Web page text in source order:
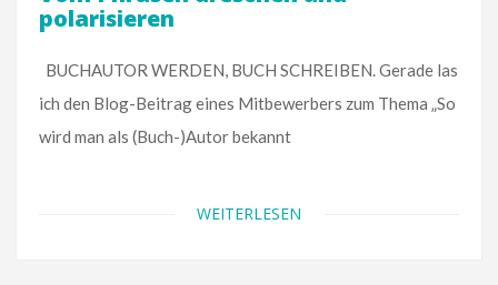
polarisieren
BUCHAUTOR WERDEN, BUCH SCHREIBEN. Gerade las
ich den Blog-Beitrag eines Mitbewerbers zum Thema „So
wird man als (Buch-)Autor bekannt
WEITERLESEN